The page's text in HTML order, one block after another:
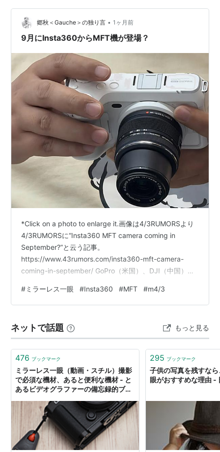
郷秋＜Gauche＞の独り言 • 1ヶ月前
9月にInsta360からMFT機が登場？
*Click on a photo to enlarge it.画像は4/3RUMORSより
4/3RUMORSに“Insta360 MFT camera coming in
September?”と云う記事。
https://www.43rumors.com/insta360-mft-camera-
coming-in-september/ GoPro（米国）、DJI（中国）、
Insta360（中国）から9月にマイクロフォーザース
（MFT）規格のミラーレス（レンズ交換式デジタル一眼
ックリなのかと云え…
#ミラーレス一眼 #Insta360 #MFT #m4/3
ネットで話題 もっと見る
476 ブックマーク
ミラーレス一眼（動画・スチル）撮影
で必須な機材、あると便利な機材 - と
あるビデオグラファーの備忘録的ブロ
295 ブックマーク
子供の写真を残すな
眼がおすすめな理由 -